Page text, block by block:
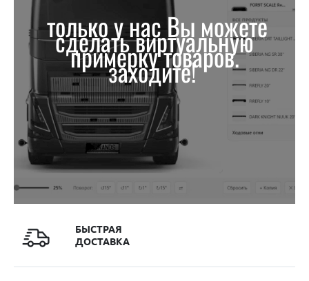
только у нас Вы можете
сделать виртуальную
примерку товаров.
заходите!
БЫСТРАЯ
ДОСТАВКА